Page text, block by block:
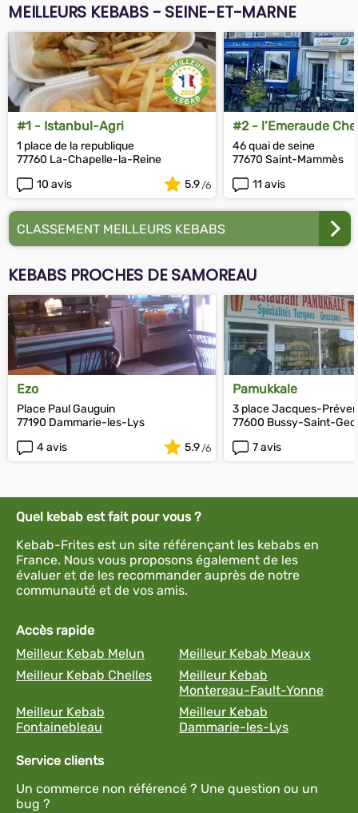
MEILLEURS KEBABS - SEINE-ET-MARNE
#1 - Istanbul-Agri
1 place de la republique
77760 La-Chapelle-la-Reine
10 avis
5.9
#2 - l’Emeraude
(Marmaris)
46 quai de seine
77670 Saint-Mammès
11 avis
CLASSEMENT MEILLEURS KEBABS
KEBABS PROCHES DE SAMOREAU
Ezo
Place Paul Gauguin
77190 Dammarie-les-Lys
4 avis
5.9
Pamukkale
3 place Jacques-
77600 Bussy-Saint-
7 avis
Quel kebab est fait pour vous ?
Kebab-Frites est un site référençant les kebabs en
France. Nous vous proposons également de les
évaluer et de les recommander auprès de notre
communauté et de vos amis.
Accès rapide
Meilleur Kebab Melun
Meilleur Kebab Meaux
Meilleur Kebab Chelles
Meilleur Kebab
Montereau-Fault-Yonne
Meilleur Kebab
Fontainebleau
Meilleur Kebab
Dammarie-les-Lys
Service clients
Un commerce non référencé ? Une question ou un
bug ?